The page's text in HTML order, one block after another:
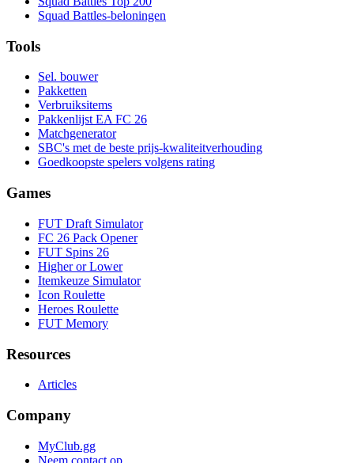
Squad Battles-beloningen
Tools
Sel. bouwer
Pakketten
Verbruiksitems
Pakkenlijst EA FC 26
Matchgenerator
SBC's met de beste prijs-kwaliteitverhouding
Goedkoopste spelers volgens rating
Games
FUT Draft Simulator
FC 26 Pack Opener
FUT Spins 26
Higher or Lower
Itemkeuze Simulator
Icon Roulette
Heroes Roulette
FUT Memory
Resources
Articles
Company
MyClub.gg
Neem contact op